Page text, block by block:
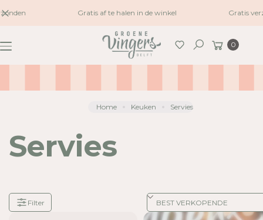
naar
Gratis af te halen in de winkel Gratis
Zoeken
Winkelwagen
0
Home Keuken Servies
Servies
Filter